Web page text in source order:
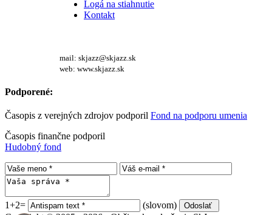
Logá na stiahnutie
Kontakt
mail: skjazz@skjazz.sk
web: www.skjazz.sk
Podporené:
Časopis z verejných zdrojov podporil Fond na podporu umenia
Časopis finančne podporil
Hudobný fond
1+2=
(slovom)